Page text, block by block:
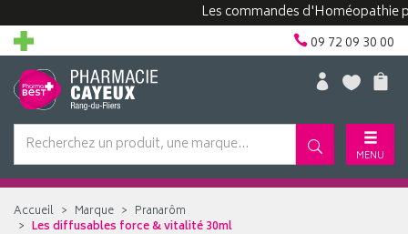
Les commandes d'Homéopathie
09 72 09 30 00
MENU
Accueil Marque
Pranarôm
Les diffusables force & vitalité 30ml